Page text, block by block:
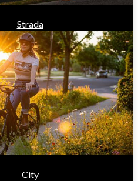
Strada
City